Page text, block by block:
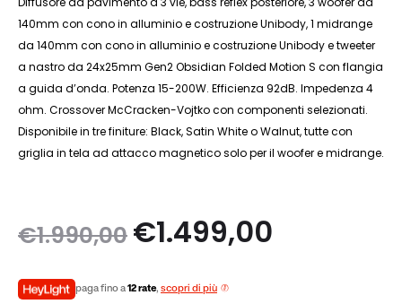
140mm con cono in alluminio e costruzione Unibody, 1 midrange
da 140mm con cono in alluminio e costruzione Unibody e tweeter
a nastro da 24x25mm Gen2 Obsidian Folded Motion S con flangia
a guida d’onda. Potenza 15-200W. Efficienza 92dB. Impedenza 4
ohm. Crossover McCracken-Vojtko con componenti selezionati.
Disponibile in tre finiture: Black, Satin White o Walnut, tutte con
griglia in tela ad attacco magnetico solo per il woofer e midrange.
€1.990,00 Il
€1.499,00
paga fino a12 rate, scopri di più